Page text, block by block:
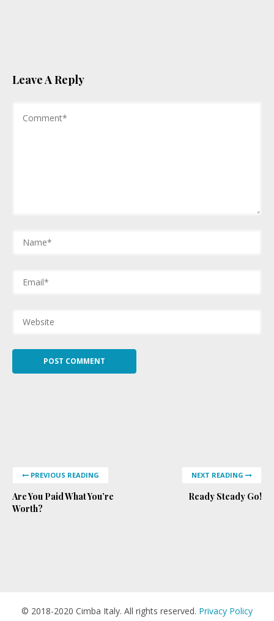
Leave A Reply
PREVIOUS READING
Are You Paid What You’re
Worth?
NEXT READING
Ready Steady Go!
© 2018-2020 Cimba Italy. All rights reserved. Privacy Policy